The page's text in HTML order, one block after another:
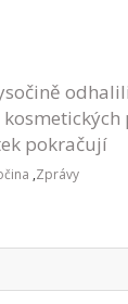
pokračují
,Zprávy